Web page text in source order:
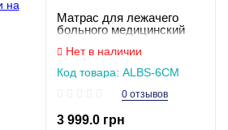
Матрас для лежачего
больного медицинский
Нет в наличии
Код товара: ALBS-6СМ
0 отзывов
3 999.0 грн